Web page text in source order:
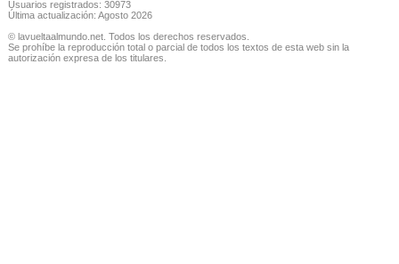
Usuarios registrados: 30973
Última actualización: Agosto 2026
© lavueltaalmundo.net. Todos los derechos reservados.
Se prohíbe la reproducción total o parcial de todos los textos de esta web sin la
autorización expresa de los titulares.